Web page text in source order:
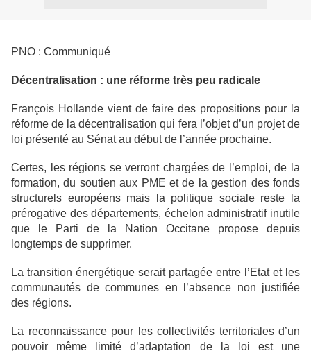
PNO : Communiqué
Décentralisation : une réforme très peu radicale
François Hollande vient de faire des propositions pour la
réforme de la décentralisation qui fera l’objet d’un projet de
loi présenté au Sénat au début de l’année prochaine.
Certes, les régions se verront chargées de l’emploi, de la
formation, du soutien aux PME et de la gestion des fonds
structurels européens mais la politique sociale reste la
prérogative des départements, échelon administratif inutile
que le Parti de la Nation Occitane propose depuis
longtemps de supprimer.
La transition énergétique serait partagée entre l’Etat et les
communautés de communes en l’absence non justifiée
des régions.
La reconnaissance pour les collectivités territoriales d’un
pouvoir même limité d’adaptation de la loi est une